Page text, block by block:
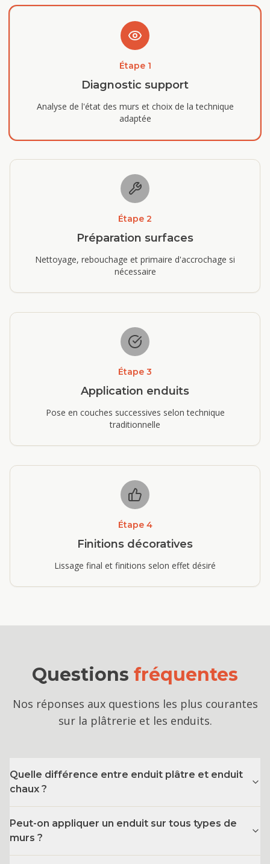
Étape 1
Diagnostic support
Analyse de l'état des murs et choix de la technique
adaptée
Étape 2
Préparation surfaces
Nettoyage, rebouchage et primaire d'accrochage si
nécessaire
Étape 3
Application enduits
Pose en couches successives selon technique
traditionnelle
Étape 4
Finitions décoratives
Lissage final et finitions selon effet désiré
Questions fréquentes
Nos réponses aux questions les plus courantes
sur la plâtrerie et les enduits.
Quelle différence entre enduit plâtre et enduit
chaux ?
Peut-on appliquer un enduit sur tous types de
murs ?